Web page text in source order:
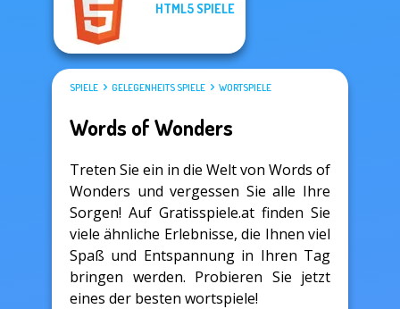
HTML5 SPIELE
SPIELE GELEGENHEITS SPIELE WORTSPIELE
Words of Wonders
Treten Sie ein in die Welt von Words of
Wonders und vergessen Sie alle Ihre
Sorgen! Auf Gratisspiele.at finden Sie
viele ähnliche Erlebnisse, die Ihnen viel
Spaß und Entspannung in Ihren Tag
bringen werden. Probieren Sie jetzt
eines der besten wortspiele!